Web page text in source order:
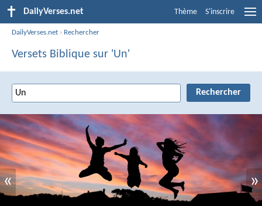
DailyVerses.net Thème S'inscrire
DailyVerses.net › Rechercher
Versets Biblique sur 'Un'
« »